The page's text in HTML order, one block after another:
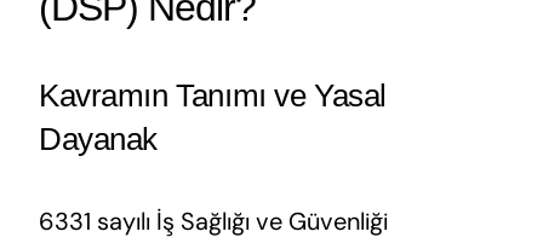
Kavramın Tanımı ve Yasal
Dayanak
6331 sayılı İş Sağlığı ve Güvenliği